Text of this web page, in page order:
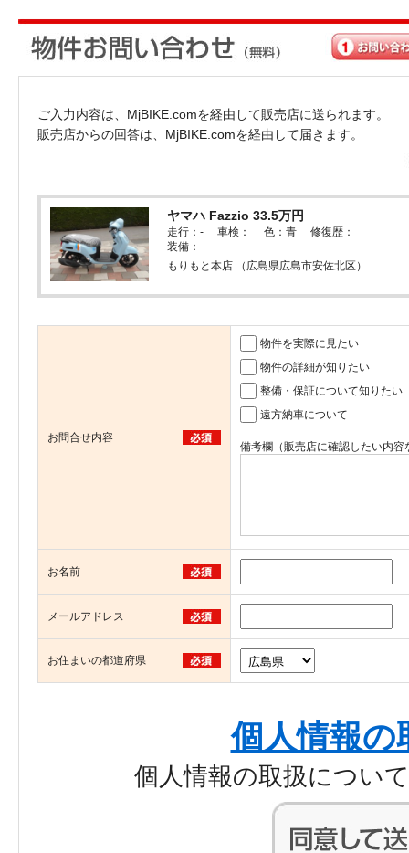
ご入力内容は、MjBIKE.comを経由して販売店に送られます。
販売店からの回答は、MjBIKE.comを経由して届きます。
ヤマハ Fazzio 33.5万円
走行：- 車検： 色：青 修復歴：
装備：
もりもと本店 （広島県広島市安佐北区）
お問合せ内容
物件を実際に見たい
物件の詳細が知りたい
整備・保証について知りたい
遠方納車について
備考欄（販売店に確認したい内
お名前
メールアドレス
お住まいの都道府県
個人情報の
個人情報の取扱につい